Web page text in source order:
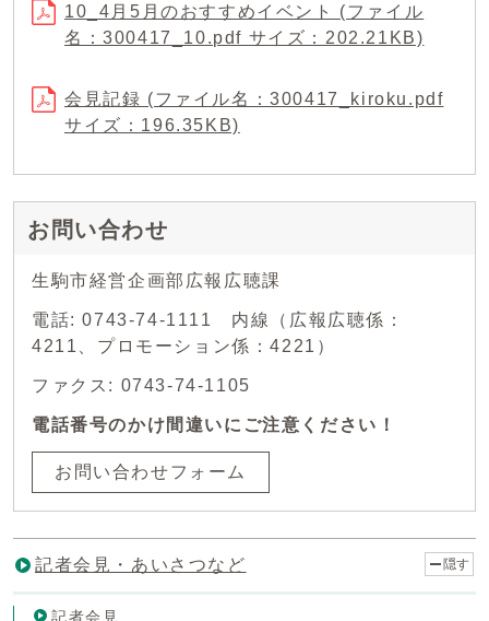
10_4月5月のおすすめイベント (ファイル
名：300417_10.pdf サイズ：202.21KB)
会見記録 (ファイル名：300417_kiroku.pdf
サイズ：196.35KB)
お問い合わせ
生駒市経営企画部広報広聴課
電話: 0743-74-1111 内線（広報広聴係：
4211、プロモーション係：4221）
ファクス: 0743-74-1105
電話番号のかけ間違いにご注意ください！
お問い合わせフォーム
記者会見・あいさつなど 隠す
記者会見